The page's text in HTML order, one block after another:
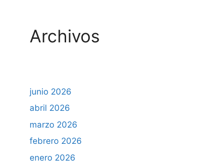
Archivos
junio 2026
abril 2026
marzo 2026
febrero 2026
enero 2026